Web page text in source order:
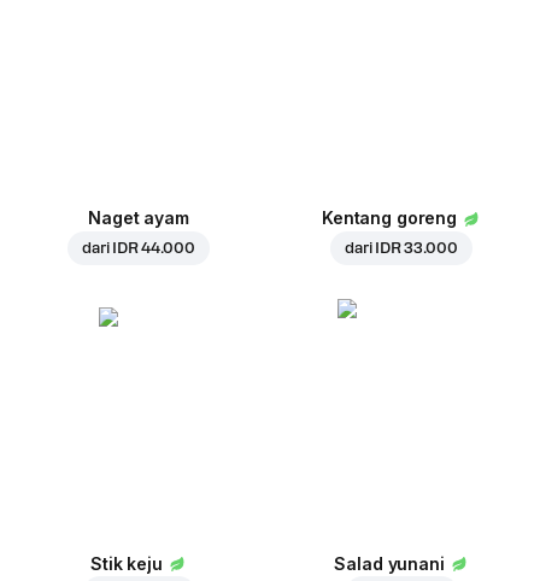
Naget ayam
dari IDR 44.000
Kentang goreng
dari IDR 33.000
Stik keju Salad yunani